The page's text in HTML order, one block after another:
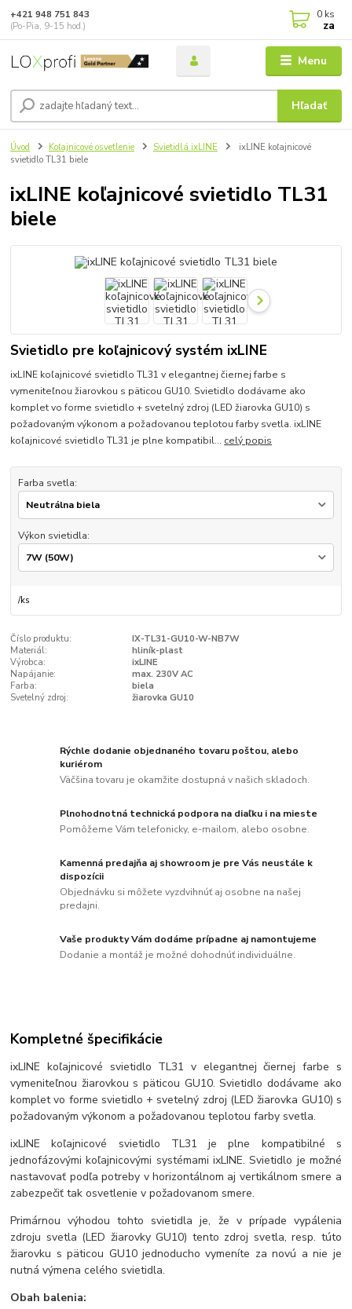
Menu
Hľadať
+421 948 751 843
(Po-Pia, 9-15 hod.)
0 ks
za
Úvod Koľajnicové osvetlenie Svietidlá ixLINE
ixLINE koľajnicové
svietidlo TL31 biele
ixLINE koľajnicové svietidlo TL31
biele
Svietidlo pre koľajnicový systém ixLINE
ixLINE koľajnicové svietidlo TL31 v elegantnej čiernej farbe s
vymeniteľnou žiarovkou s päticou GU10. Svietidlo dodávame ako
komplet vo forme svietidlo + svetelný zdroj (LED žiarovka GU10) s
požadovaným výkonom a požadovanou teplotou farby svetla. ixLINE
koľajnicové svietidlo TL31 je plne kompatibil... celý popis
Farba svetla:
Výkon svietidla:
/ks
Číslo produktu:
IX-TL31-GU10-W-NB7W
Materiál:
hliník-plast
Výrobca:
ixLINE
Napájanie:
max. 230V AC
Farba:
biela
Svetelný zdroj:
žiarovka GU10
Rýchle dodanie objednaného tovaru poštou, alebo
kuriérom
Väčšina tovaru je okamžite dostupná v našich skladoch.
Plnohodnotná technická podpora na diaľku i na mieste
Pomôžeme Vám telefonicky, e-mailom, alebo osobne.
Kamenná predajňa aj showroom je pre Vás neustále k
dispozícii
Objednávku si môžete vyzdvihnúť aj osobne na našej
predajni.
Vaše produkty Vám dodáme prípadne aj namontujeme
Dodanie a montáž je možné dohodnúť individuálne.
Kompletné špecifikácie
ixLINE koľajnicové svietidlo TL31 v elegantnej čiernej farbe s
vymeniteľnou žiarovkou s päticou GU10. Svietidlo dodávame ako
komplet vo forme svietidlo + svetelný zdroj (LED žiarovka GU10) s
požadovaným výkonom a požadovanou teplotou farby svetla.
ixLINE koľajnicové svietidlo TL31 je plne kompatibilné s
jednofázovými koľajnicovými systémami ixLINE. Svietidlo je možné
nastavovať podľa potreby v horizontálnom aj vertikálnom smere a
zabezpečiť tak osvetlenie v požadovanom smere.
Primárnou výhodou tohto svietidla je, že v prípade vypálenia
zdroju svetla (LED žiarovky GU10) tento zdroj svetla, resp. túto
žiarovku s päticou GU10 jednoducho vymeníte za novú a nie je
nutná výmena celého svietidla.
Obah balenia: